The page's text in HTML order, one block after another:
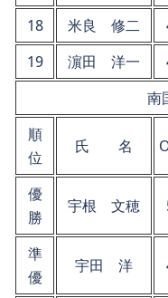
18
米良 修二
19
濵田 洋一
南
順
位
氏 名
優
勝
宇根 文穂
準
優
宇田 洋